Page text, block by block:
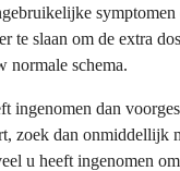
symptomen
te slaan om de extra
normale schema.
ingenomen dan
zoek dan onmiddellijk
u heeft ingenomen